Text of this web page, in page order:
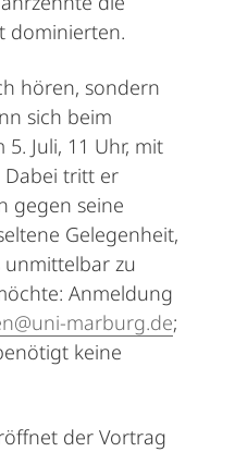
dominierten.
hören, sondern
sich beim
5. Juli, 11 Uhr, mit
Dabei tritt er
gegen seine
Gelegenheit,
unmittelbar zu
Anmeldung
marburg.de;
keine
der Vortrag